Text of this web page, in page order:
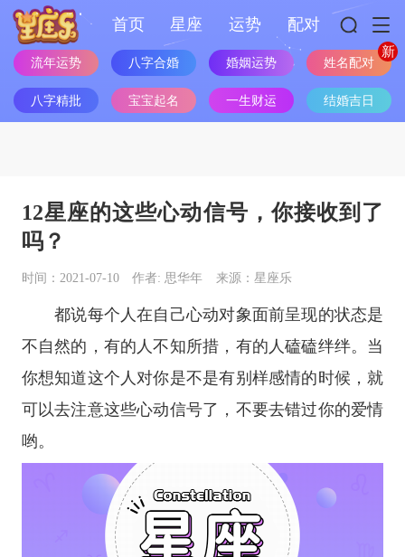
首页 星座 运势 配对
流年运势 八字合婚 婚姻运势 姓名配对
八字精批 宝宝起名 一生财运 结婚吉日
12星座的这些心动信号，你接收到了
吗？
时间：2021-07-10 作者: 思华年 来源：星座乐
都说每个人在自己心动对象面前呈现的状态是
不自然的，有的人不知所措，有的人磕磕绊绊。当
你想知道这个人对你是不是有别样感情的时候，就
可以去注意这些心动信号了，不要去错过你的爱情
哟。